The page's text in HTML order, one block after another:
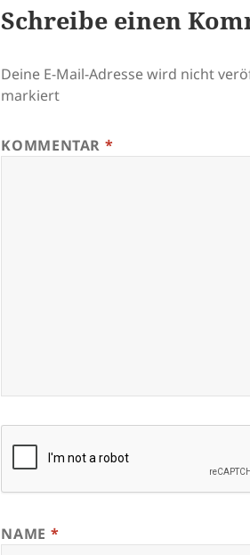
Schreibe einen
Deine E-Mail-Adresse wird nicht
markiert
KOMMENTAR *
NAME *